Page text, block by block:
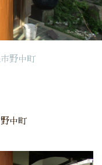
問合せ・お見積り
野中町
中町